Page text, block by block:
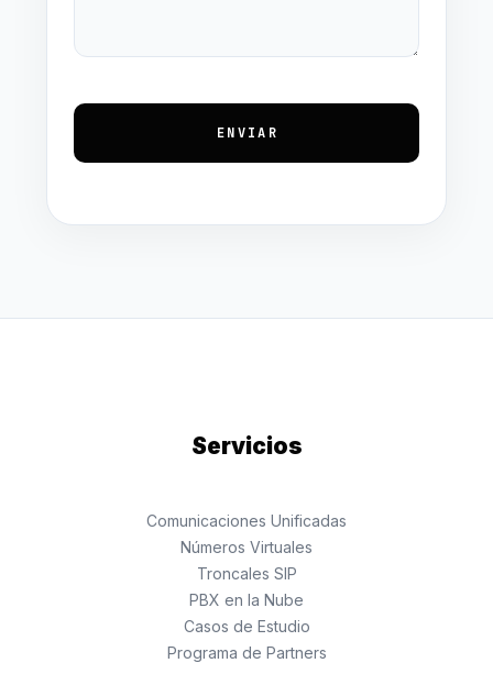
ENVIAR
Servicios
Comunicaciones Unificadas
Números Virtuales
Troncales SIP
PBX en la Nube
Casos de Estudio
Programa de Partners